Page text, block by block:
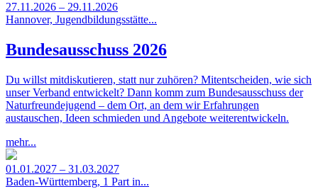
27.11.2026 – 29.11.2026
Hannover, Jugendbildungsstätte...
Bundesausschuss 2026
Du willst mitdiskutieren, statt nur zuhören? Mitentscheiden, wie sich
unser Verband entwickelt? Dann komm zum Bundesausschuss der
Naturfreundejugend – dem Ort, an dem wir Erfahrungen
austauschen, Ideen schmieden und Angebote weiterentwickeln.
mehr...
01.01.2027 – 31.03.2027
Baden-Württemberg, 1 Part in...